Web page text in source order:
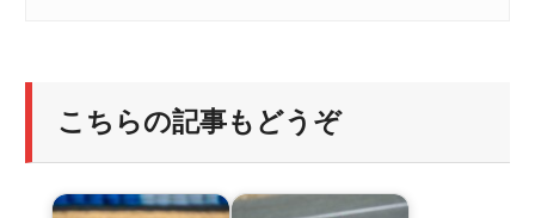
こちらの記事もどうぞ